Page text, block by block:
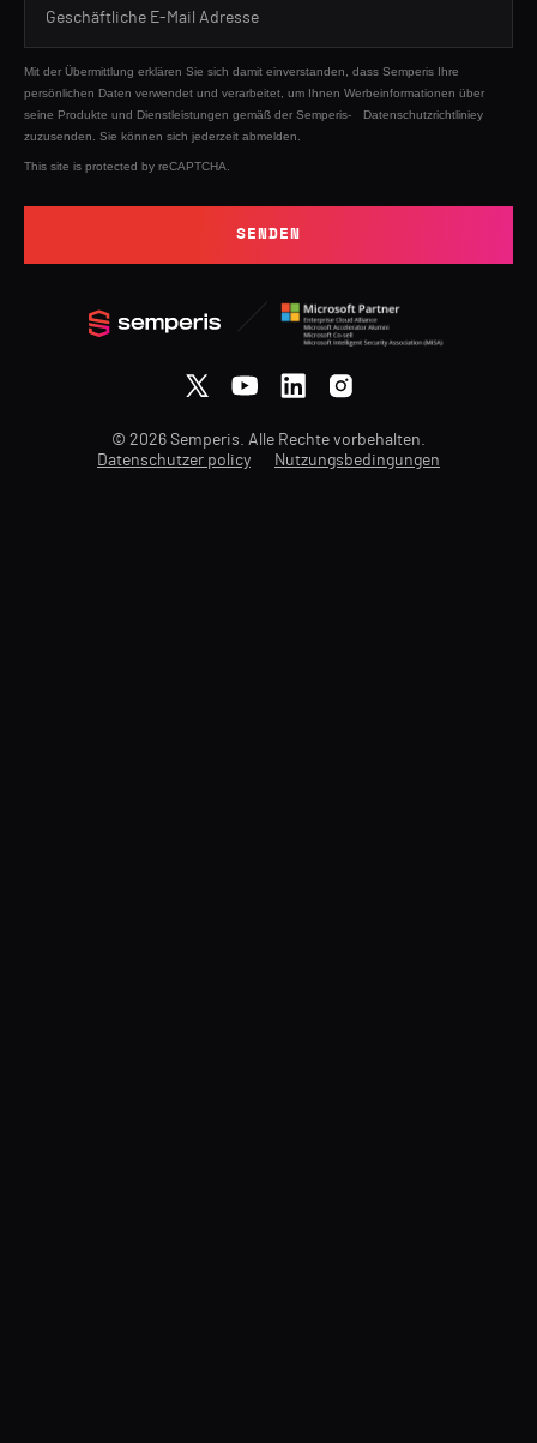
Mit der Übermittlung erklären Sie sich damit einverstanden, dass Semperis Ihre
persönlichen Daten verwendet und verarbeitet, um Ihnen Werbeinformationen über
seine Produkte und Dienstleistungen gemäß der Semperis-
Datenschutzrichtliniey
zuzusenden. Sie können sich jederzeit abmelden.
This site is protected by reCAPTCHA.
SENDEN
© 2026 Semperis. Alle Rechte vorbehalten.
Datenschutzer policy
Nutzungsbedingungen